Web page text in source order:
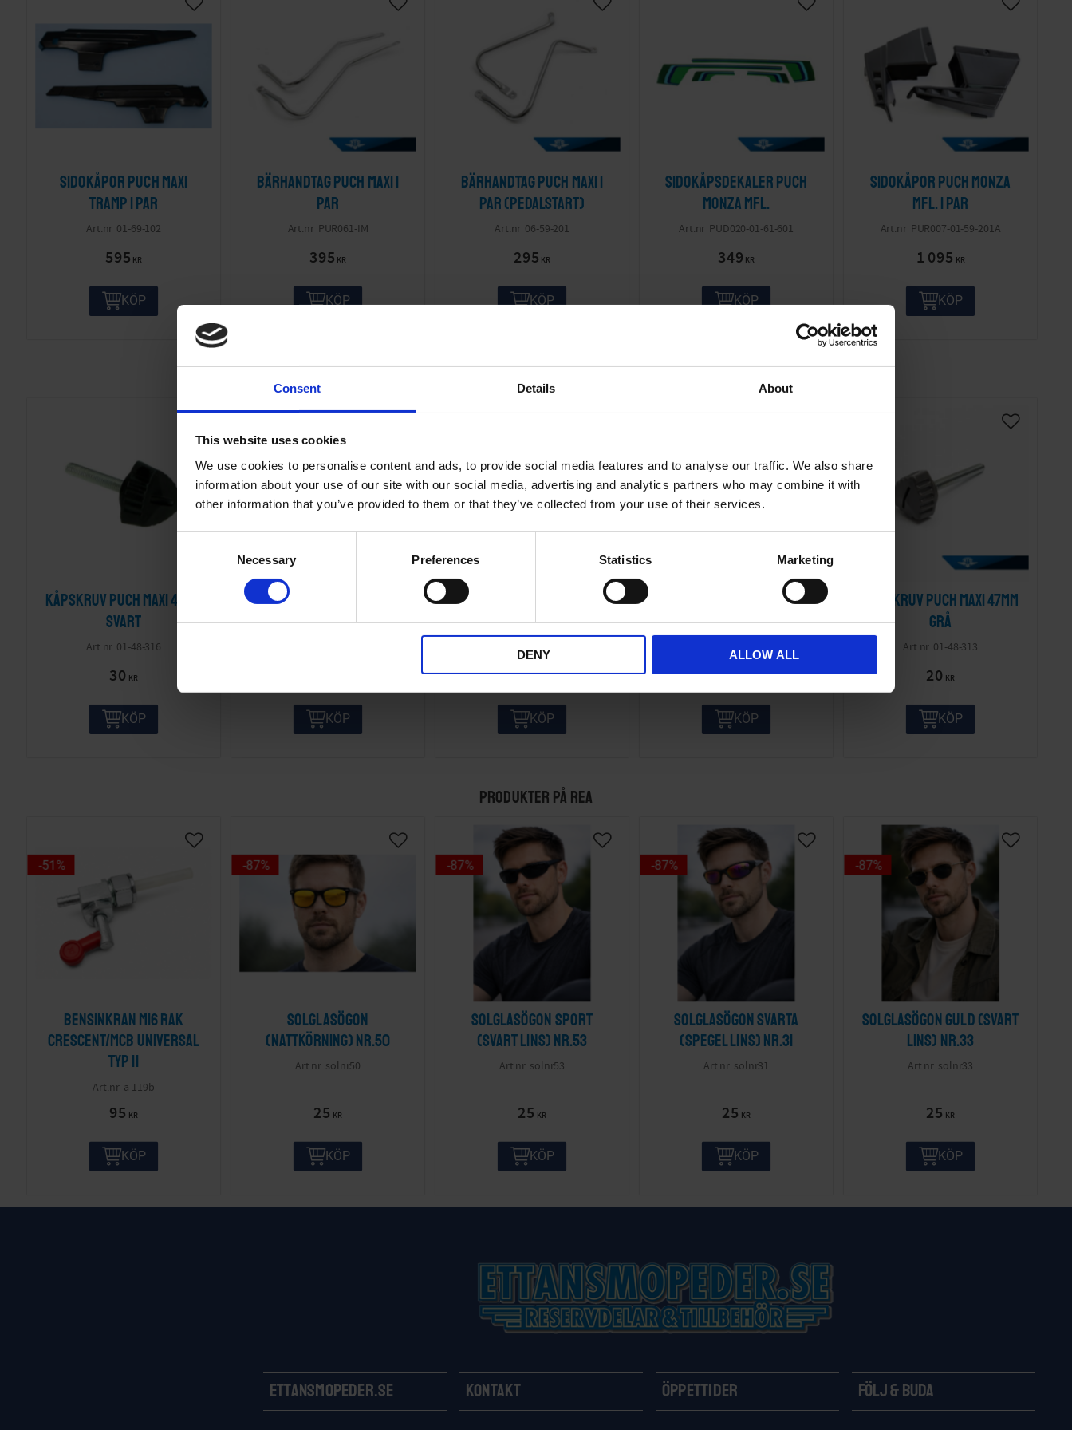
Consent Details About
This website uses cookies
We use cookies to personalise content and ads, to provide social media features and to analyse our traffic. We also share
information about your use of our site with our social media, advertising and analytics partners who may combine it with
other information that you’ve provided to them or that they’ve collected from your use of their services.
e
Necessary Preferences Statistics Marketing
DENY ALLOW ALL
Sidokåpor Puch Maxi
tramp 1 par
01-69-102
595 KR
KÖP
Bärhandtag Puch Maxi 1
par
PUR061-IM
395 KR
KÖP
Bärhandtag Puch Maxi 1
par (pedalstart)
06-59-201
295 KR
KÖP
Sidokåpsdekaler Puch
Monza mfl.
PUD020-01-61-601
349 KR
KÖP
Sidokåpor Puch Monza
mfl. 1 par
PUR007-01-59-201A
1 095 KR
KÖP
Kåpskruv Puch Maxi 47mm
svart
01-48-316
30 KR
KÖP
Kåpskruv Puch Maxi 13mm
PUR033-01-48-303
KÖP
Kåpskruv Puch Maxi 36mm
grå
01-48-312
20
KÖP
Luftburk Puch Maxi II
3493152700
395
KÖP
Kåpskruv Puch Maxi 47mm
grå
01-48-313
20 KR
KÖP
PRODUKTER PÅ REA
Bensinkran M16 Rak
Crescent/MCB Universal
Typ II
a-119b
95 KR
51 %
KÖP
Solglasögon
(nattkörning) nr.50
solnr50
25 KR
87%
KÖP
Solglasögon sport
(svart lins) nr.53
solnr53
25 KR
87%
KÖP
Solglasögon svarta
(spegel lins) nr.31
solnr31
25 KR
87%
KÖP
Solglasögon guld (svart
lins) nr.33
solnr33
25 KR
87%
KÖP
Ettansmopeder.se Kontakt Öppettider Följ & Buda